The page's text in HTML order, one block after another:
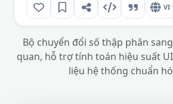
VI
Bộ chuyển đổi số thập phân
quan, hỗ trợ tính toán hiệu suất
liệu hệ thống chuẩn